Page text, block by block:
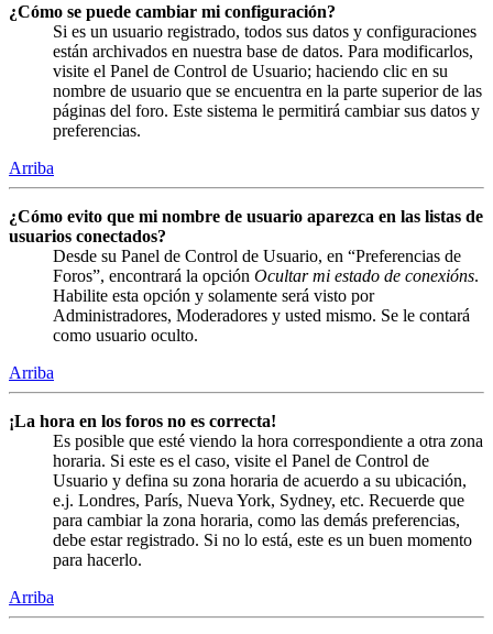
¿Cómo se puede cambiar mi configuración?
Si es un usuario registrado, todos sus datos y configuraciones
están archivados en nuestra base de datos. Para modificarlos,
visite el Panel de Control de Usuario; haciendo clic en su
nombre de usuario que se encuentra en la parte superior de las
páginas del foro. Este sistema le permitirá cambiar sus datos y
preferencias.
Arriba
¿Cómo evito que mi nombre de usuario aparezca en las listas de
usuarios conectados?
Desde su Panel de Control de Usuario, en “Preferencias de
Foros”, encontrará la opción Ocultar mi estado de conexións.
Habilite esta opción y solamente será visto por
Administradores, Moderadores y usted mismo. Se le contará
como usuario oculto.
Arriba
¡La hora en los foros no es correcta!
Es posible que esté viendo la hora correspondiente a otra zona
horaria. Si este es el caso, visite el Panel de Control de
Usuario y defina su zona horaria de acuerdo a su ubicación,
e.j. Londres, París, Nueva York, Sydney, etc. Recuerde que
para cambiar la zona horaria, como las demás preferencias,
debe estar registrado. Si no lo está, este es un buen momento
para hacerlo.
Arriba